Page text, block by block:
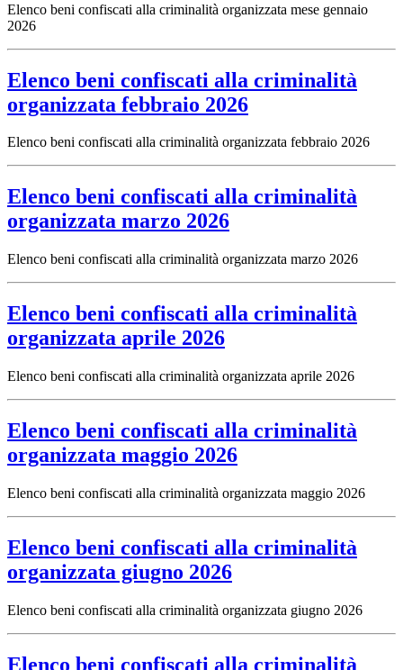
Elenco beni confiscati alla criminalità organizzata mese gennaio
2026
Elenco beni confiscati alla criminalità
organizzata febbraio 2026
Elenco beni confiscati alla criminalità organizzata febbraio 2026
Elenco beni confiscati alla criminalità
organizzata marzo 2026
Elenco beni confiscati alla criminalità organizzata marzo 2026
Elenco beni confiscati alla criminalità
organizzata aprile 2026
Elenco beni confiscati alla criminalità organizzata aprile 2026
Elenco beni confiscati alla criminalità
organizzata maggio 2026
Elenco beni confiscati alla criminalità organizzata maggio 2026
Elenco beni confiscati alla criminalità
organizzata giugno 2026
Elenco beni confiscati alla criminalità organizzata giugno 2026
Elenco beni confiscati alla criminalità